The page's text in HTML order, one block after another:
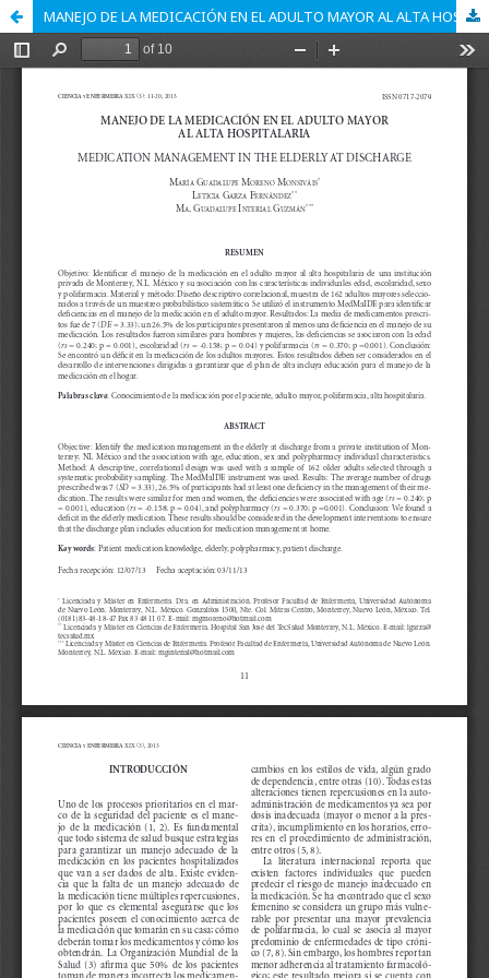
MANEJO DE LA MEDICACIÓN EN EL ADULTO MAYOR AL ALTA HOSPITALARIA